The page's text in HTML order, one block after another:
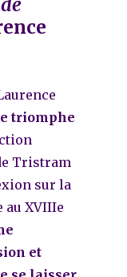
triomphe
Tristram
sur la
XVIIIe
et